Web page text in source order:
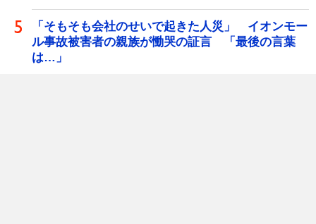
「そもそも会社のせいで起きた人災」 イオンモー
ル事故被害者の親族が慟哭の証言 「最後の言葉
は…」